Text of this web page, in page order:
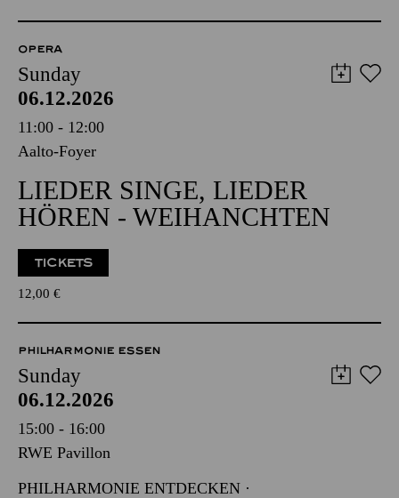
OPERA
Sunday
06.12.2026
11:00 - 12:00
Aalto-Foyer
LIEDER SINGE, LIEDER
HÖREN - WEIHANCHTEN
TICKETS
12,00 €
PHILHARMONIE ESSEN
Sunday
06.12.2026
15:00 - 16:00
RWE Pavillon
PHILHARMONIE ENTDECKEN ·